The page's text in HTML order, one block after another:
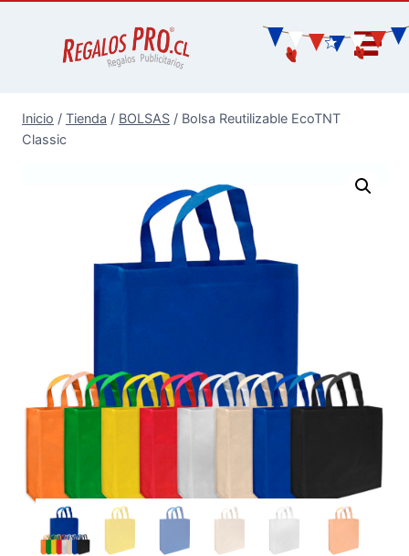
Inicio / Tienda / BOLSAS / Bolsa Reutilizable EcoTNT
Classic